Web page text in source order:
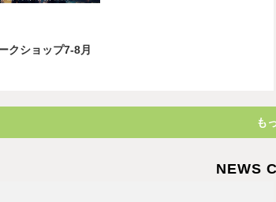
クショップ7-8月
も
NEWS